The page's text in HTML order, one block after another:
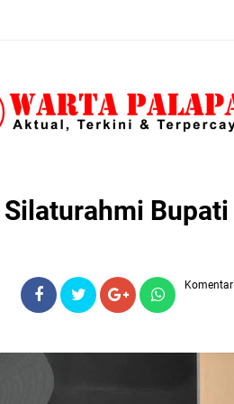
Bupati
Komentar